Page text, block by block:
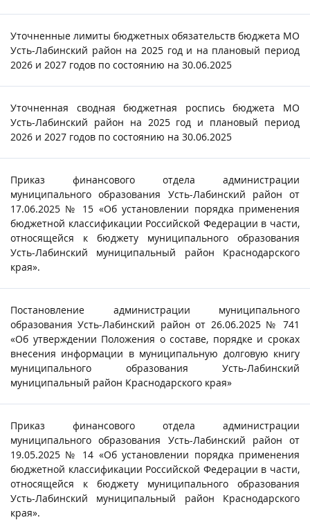
Уточненные лимиты бюджетных обязательств бюджета МО
Усть-Лабинский район на 2025 год и на плановый период
2026 и 2027 годов по состоянию на 30.06.2025
Уточненная сводная бюджетная роспись бюджета МО
Усть-Лабинский район на 2025 год и плановый период
2026 и 2027 годов по состоянию на 30.06.2025
Приказ финансового отдела администрации
муниципального образования Усть-Лабинский район от
17.06.2025 № 15 «Об установлении порядка применения
бюджетной классификации Российской Федерации в части,
относящейся к бюджету муниципального образования
Усть-Лабинский муниципальный район Краснодарского
края».
Постановление администрации муниципального
образования Усть-Лабинский район от 26.06.2025 № 741
«Об утверждении Положения о составе, порядке и сроках
внесения информации в муниципальную долговую книгу
муниципального образования Усть-Лабинский
муниципальный район Краснодарского края»
Приказ финансового отдела администрации
муниципального образования Усть-Лабинский район от
19.05.2025 № 14 «Об установлении порядка применения
бюджетной классификации Российской Федерации в части,
относящейся к бюджету муниципального образования
Усть-Лабинский муниципальный район Краснодарского
края».